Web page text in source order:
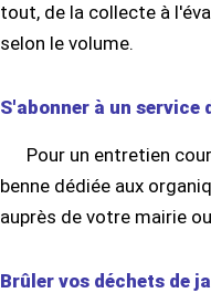
tout, de la collecte à
selon le volume.
S'abonner à un service
Pour un entretien
benne dédiée aux
auprès de votre mairie
Brûler vos déchets de